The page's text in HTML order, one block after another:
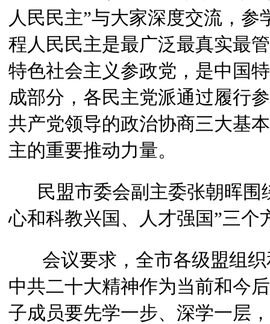
人民民主”与大家深度交流，
程人民民主是最广泛最真实最
特色社会主义参政党，是中国
成部分，各民主党派通过履行
共产党领导的政治协商三大基
主的重要推动力量。
民盟市委会副主委张朝晖围
心和科教兴国、人才强国”三个
会议要求，全市各级盟组织
中共二十大精神作为当前和今
子成员要先学一步、深学一层